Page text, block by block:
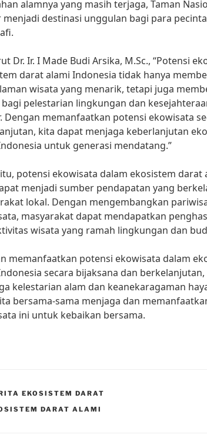
alamnya yang masih terjaga, Taman
menjadi destinasi unggulan bagi para
Dr. Ir. I Made Budi Arsika, M.Sc., “Potensi
darat alami Indonesia tidak hanya
wisata yang menarik, tetapi juga
pelestarian lingkungan dan
Dengan memanfaatkan potensi ekowisata
kita dapat menjaga keberlanjutan
untuk generasi mendatang.”
potensi ekowisata dalam ekosistem darat
menjadi sumber pendapatan yang
lokal. Dengan mengembangkan
masyarakat dapat mendapatkan
wisata yang ramah lingkungan dan
memanfaatkan potensi ekowisata dalam
secara bijaksana dan
kelestarian alam dan keanekaragaman
bersama-sama menjaga dan
ini untuk kebaikan bersama.
EKOSISTEM DARAT
DARAT ALAMI